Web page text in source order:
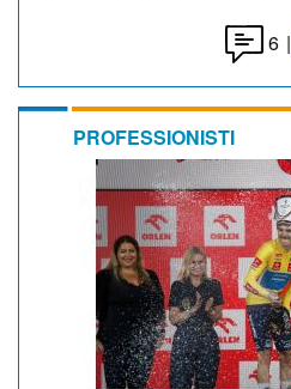
6 |
PROFESSIONISTI